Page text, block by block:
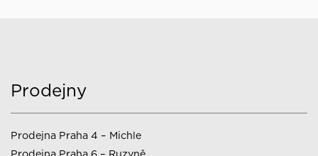
Prodejny
Prodejna Praha 4 – Michle
Prodejna Praha 6 – Ruzyně